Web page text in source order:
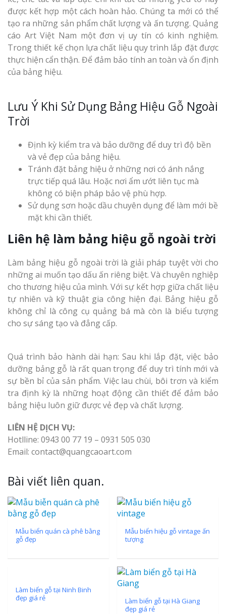
được kết hợp một cách hoàn hảo. Chúng ta mới có thể
tạo ra những sản phẩm chất lượng và ấn tượng. Quảng
cáo Art Việt Nam một đơn vị uy tín có kinh nghiệm.
Trong thiết kế chọn lựa chất liệu quy trình lắp đặt được
thực hiện cẩn thận. Để đảm bảo tính an toàn và ổn định
của bảng hiệu.
Lưu Ý Khi Sử Dụng Bảng Hiệu Gỗ Ngoài
Trời
Định kỳ kiểm tra và bảo dưỡng để duy trì độ bền
và vẻ đẹp của bảng hiệu.
Tránh đặt bảng hiệu ở những nơi có ánh nắng
trực tiếp quá lâu. Hoặc nơi ẩm ướt liên tục mà
không có biện pháp bảo vệ phù hợp.
Sử dụng sơn hoặc dầu chuyên dụng để làm mới bề
mặt khi cần thiết.
Liên hệ làm bảng hiệu gỗ ngoài trời
Làm bảng hiệu gỗ ngoài trời là giải pháp tuyệt vời cho
những ai muốn tạo dấu ấn riêng biệt. Và chuyên nghiệp
cho thương hiệu của mình. Với sự kết hợp giữa chất liệu
tự nhiên và kỹ thuật gia công hiện đại. Bảng hiệu gỗ
không chỉ là công cụ quảng bá mà còn là biểu tượng
cho sự sáng tạo và đẳng cấp.
Quá trình bảo hành dài hạn: Sau khi lắp đặt, việc bảo
dưỡng bảng gỗ là rất quan trọng để duy trì tính mới và
sự bền bỉ của sản phẩm. Việc lau chùi, bôi trơn và kiểm
tra định kỳ là những hoạt động cần thiết để đảm bảo
bảng hiệu luôn giữ được vẻ đẹp và chất lượng.
LIÊN HỆ DỊCH VỤ:
Hotlline: 0943 00 77 19 – 0931 505 030
Email: contact@quangcaoart.com
Bài viết liên quan.
Mẫu biển quán cà phê bằng
gỗ đẹp
Mẫu biển hiệu gỗ vintage ấn
tượng
Làm biển gỗ tại Ninh Binh
đẹp giá rẻ
Làm biển gỗ tại Hà Giang
đẹp giá rẻ